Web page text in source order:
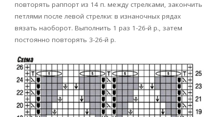
повторять раппорт из 14 п. между стрелками, закончить
петлями после левой стрелки: в изнаночных рядах
вязать наоборот. Выполнить 1 раз 1-26-й р., затем
постоянно повторять 3-26-й р.